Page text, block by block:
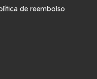
de reembolso